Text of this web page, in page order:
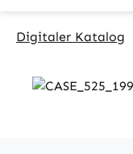
Digitaler Katalog